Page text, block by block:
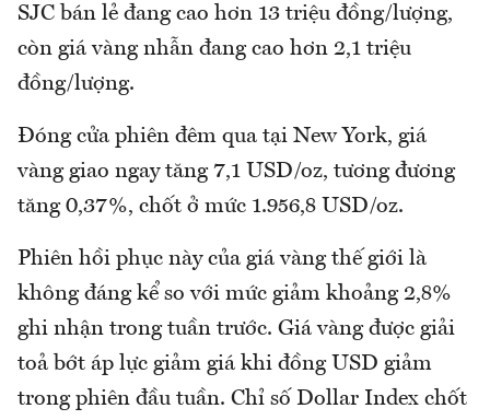
SJC bán lẻ đang cao hơn 13 triệu đồng/lượng,
còn giá vàng nhẫn đang cao hơn 2,1 triệu
đồng/lượng.
Đóng cửa phiên đêm qua tại New York, giá
vàng giao ngay tăng 7,1 USD/oz, tương đương
tăng 0,37%, chốt ở mức 1.956,8 USD/oz.
Phiên hồi phục này của giá vàng thế giới là
không đáng kể so với mức giảm khoảng 2,8%
ghi nhận trong tuần trước. Giá vàng được giải
toả bớt áp lực giảm giá khi đồng USD giảm
trong phiên đầu tuần. Chỉ số Dollar Index chốt